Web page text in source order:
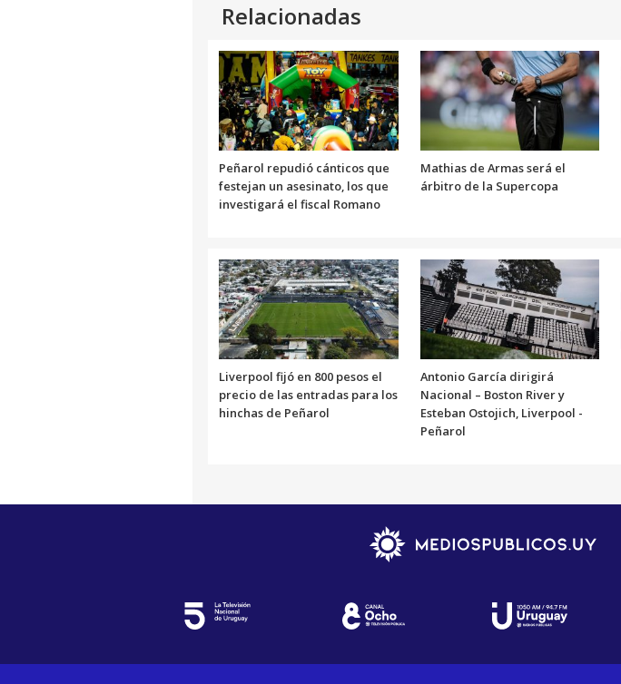
Relacionadas
Peñarol repudió cánticos que
festejan un asesinato, los que
investigará el fiscal Romano
Mathias de Armas será el
árbitro de la Supercopa
Liverpool fijó en 800 pesos el
precio de las entradas para los
hinchas de Peñarol
Antonio García dirigirá
Nacional – Boston River y
Esteban Ostojich, Liverpool -
Peñarol